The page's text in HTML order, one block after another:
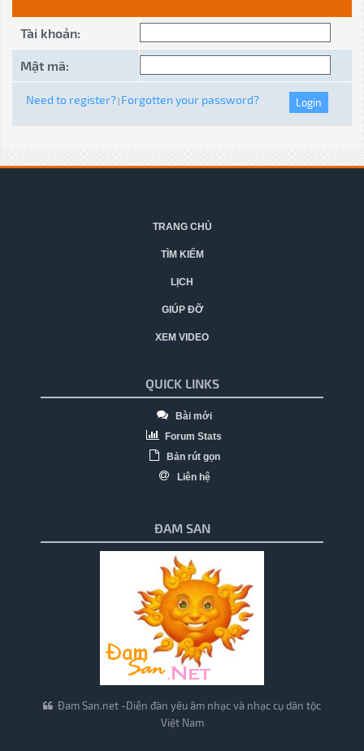
Tài khoản:
Mật mã:
Need to register? Forgotten your password?
TRANG CHỦ
TÌM KIẾM
LỊCH
GIÚP ĐỠ
XEM VIDEO
QUICK LINKS
Bài mới
Forum Stats
Bản rút gọn
Liên hệ
ĐAM SAN
Đam San.net -Diễn đàn yêu âm nhạc và nhạc cụ dân tộc
Việt Nam